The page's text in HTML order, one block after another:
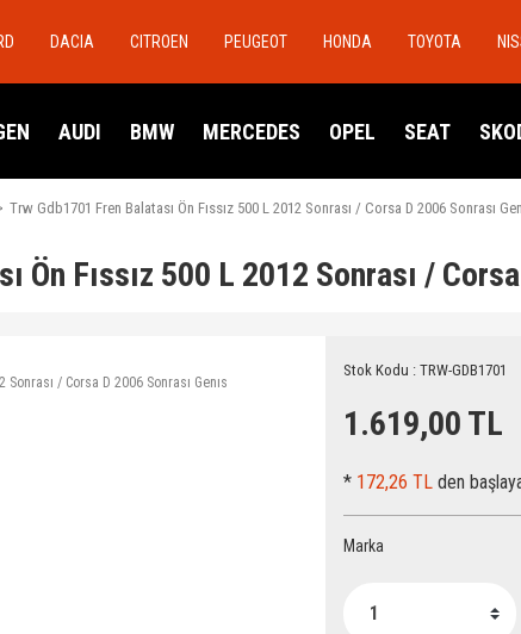
DACIA CITROEN PEUGEOT HONDA TOYOTA
AUDI BMW MERCEDES OPEL SEAT
Trw Gdb1701 Fren Balatası Ön Fıssız 500 L 2012 Sonrası / Corsa D 2006 Sonrası
Ön Fıssız 500 L 2012 Sonrası /
Stok Kodu : TRW-GDB1701
1.619,00 TL
* 172,26 TL den
Marka